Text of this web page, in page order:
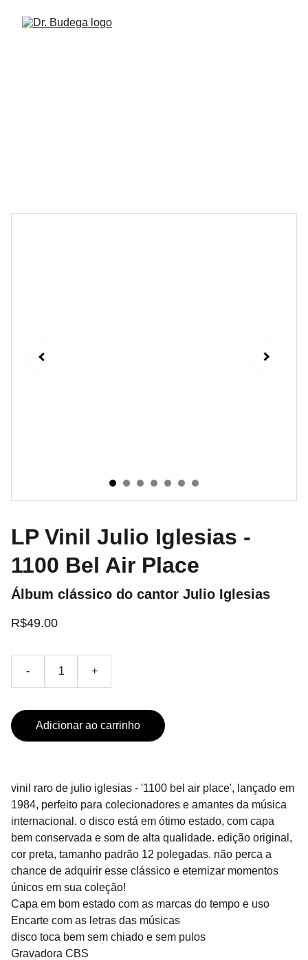
LP Vinil Julio Iglesias -
1100 Bel Air Place
Álbum clássico do cantor Julio Iglesias
R$49.00
- +
Adicionar ao carrinho
vinil raro de julio iglesias - '1100 bel air place', lançado em
1984, perfeito para colecionadores e amantes da música
internacional. o disco está em ótimo estado, com capa
bem conservada e som de alta qualidade. edição original,
cor preta, tamanho padrão 12 polegadas. não perca a
chance de adquirir esse clássico e eternizar momentos
únicos em sua coleção!
Capa em bom estado com as marcas do tempo e uso
Encarte com as letras das músicas
disco toca bem sem chiado e sem pulos
Gravadora CBS